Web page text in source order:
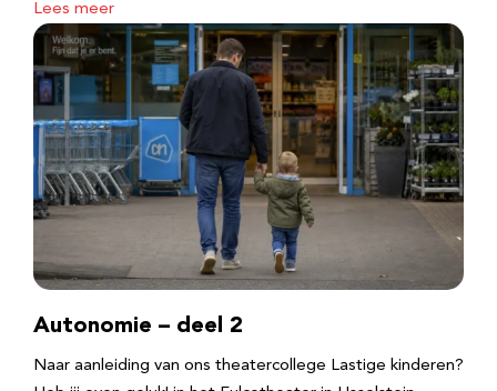
Lees meer
Autonomie – deel 2
Naar aanleiding van ons theatercollege Lastige kinderen?